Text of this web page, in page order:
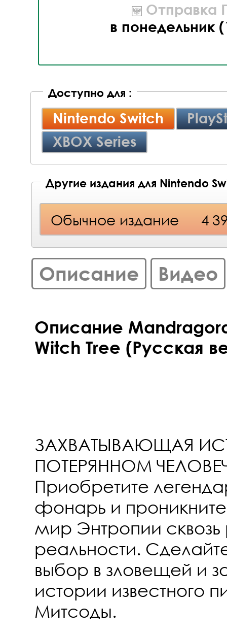
Отправка
в понедельник
Доступно для :
Nintendo Switch
XBOX Series
Другие издания для Nintendo
Обычное издание 4
Описание Видео
Описание
Witch Tree (Русская
ЗАХВАТЫВАЮЩАЯ
ПОТЕРЯННОМ
Приобретите
фонарь и
мир Энтропии сквозь
реальности.
выбор в зловещей и
истории известного
Митсоды.